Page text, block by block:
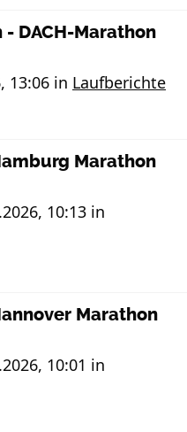
DACH-Marathon
13:06 in Laufberichte
Marathon
10:13 in
Marathon
10:01 in